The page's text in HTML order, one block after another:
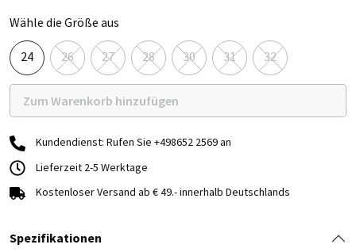
Wähle die Größe aus
24 26 27 28 30 31 32
Zum Warenkorb hinzufügen
Kundendienst: Rufen Sie +498652 2569 an
Lieferzeit 2-5 Werktage
Kostenloser Versand ab € 49.- innerhalb Deutschlands
Spezifikationen